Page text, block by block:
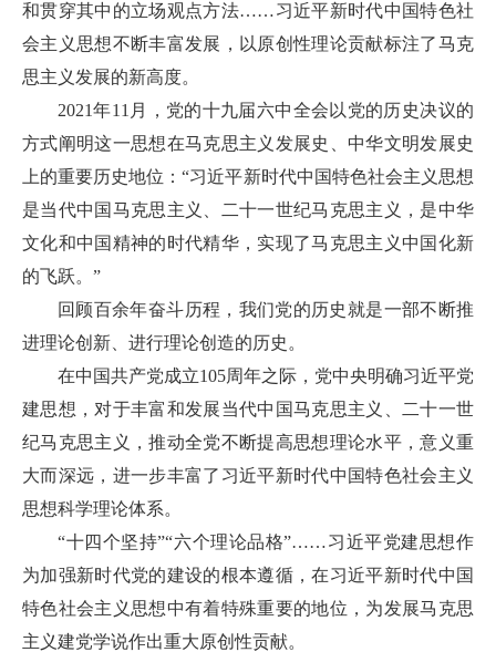
和贯穿其中的立场观点方法……习近平新时代中国特色社
会主义思想不断丰富发展，以原创性理论贡献标注了马克
思主义发展的新高度。
2021年11月，党的十九届六中全会以党的历史决议的
方式阐明这一思想在马克思主义发展史、中华文明发展史
上的重要历史地位：“习近平新时代中国特色社会主义思想
是当代中国马克思主义、二十一世纪马克思主义，是中华
文化和中国精神的时代精华，实现了马克思主义中国化新
的飞跃。”
回顾百余年奋斗历程，我们党的历史就是一部不断推
进理论创新、进行理论创造的历史。
在中国共产党成立105周年之际，党中央明确习近平党
建思想，对于丰富和发展当代中国马克思主义、二十一世
纪马克思主义，推动全党不断提高思想理论水平，意义重
大而深远，进一步丰富了习近平新时代中国特色社会主义
思想科学理论体系。
“十四个坚持”“六个理论品格”……习近平党建思想作
为加强新时代党的建设的根本遵循，在习近平新时代中国
特色社会主义思想中有着特殊重要的地位，为发展马克思
主义建党学说作出重大原创性贡献。